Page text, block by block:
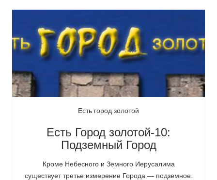
Есть город золотой
Есть Город золотой-10:
Подземный Город
Кроме Небесного и Земного Иерусалима
существует третье измерение Города — подземное.